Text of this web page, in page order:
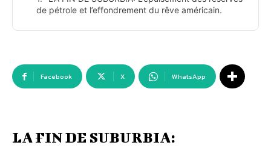
de pétrole et l’effondrement du rêve américain.
Facebook X WhatsApp
LA FIN DE SUBURBIA: